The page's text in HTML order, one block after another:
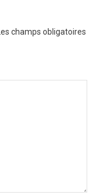
Les champs obligatoires